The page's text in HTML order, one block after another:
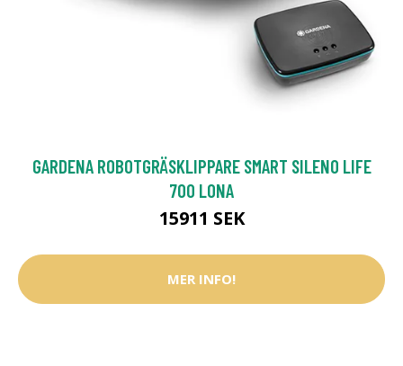
GARDENA ROBOTGRÄSKLIPPARE SMART SILENO LIFE
700 LONA
15911 SEK
MER INFO!